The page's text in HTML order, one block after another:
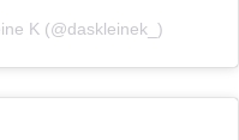
K (@daskleinek_)